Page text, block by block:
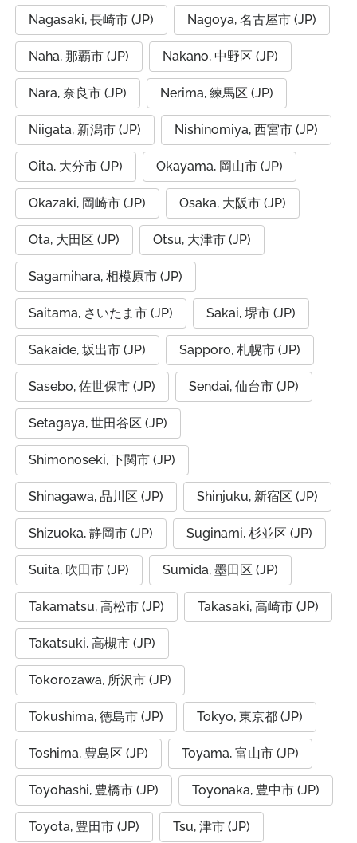
Nagasaki, 長崎市 (JP) Nagoya, 名古屋市 (JP)
Naha, 那覇市 (JP) Nakano, 中野区 (JP)
Nara, 奈良市 (JP) Nerima, 練馬区 (JP)
Niigata, 新潟市 (JP) Nishinomiya, 西宮市 (JP)
Oita, 大分市 (JP) Okayama, 岡山市 (JP)
Okazaki, 岡崎市 (JP) Osaka, 大阪市 (JP)
Ota, 大田区 (JP) Otsu, 大津市 (JP)
Sagamihara, 相模原市 (JP)
Saitama, さいたま市 (JP) Sakai, 堺市 (JP)
Sakaide, 坂出市 (JP) Sapporo, 札幌市 (JP)
Sasebo, 佐世保市 (JP) Sendai, 仙台市 (JP)
Setagaya, 世田谷区 (JP)
Shimonoseki, 下関市 (JP)
Shinagawa, 品川区 (JP) Shinjuku, 新宿区 (JP)
Shizuoka, 静岡市 (JP) Suginami, 杉並区 (JP)
Suita, 吹田市 (JP) Sumida, 墨田区 (JP)
Takamatsu, 高松市 (JP) Takasaki, 高崎市 (JP)
Takatsuki, 高槻市 (JP)
Tokorozawa, 所沢市 (JP)
Tokushima, 徳島市 (JP) Tokyo, 東京都 (JP)
Toshima, 豊島区 (JP) Toyama, 富山市 (JP)
Toyohashi, 豊橋市 (JP) Toyonaka, 豊中市 (JP)
Toyota, 豊田市 (JP) Tsu, 津市 (JP)